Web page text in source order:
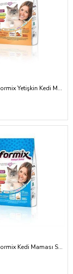
Nutritious Formix Yetişkin Kedi Maması Tavuklu 500gr
Nutritious Formix Kedi Maması Somon Balıklı 500gr